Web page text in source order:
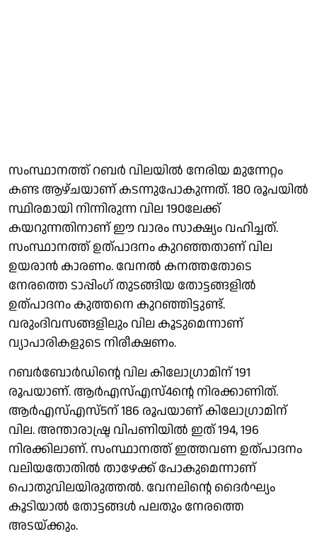
സംസ്ഥാനത്ത് റബര്‍ വിലയില്‍ നേരിയ മുന്നേറ്റം
കണ്ട ആഴ്ചയാണ് കടന്നുപോകുന്നത്. 180 രൂപയില്‍
സ്ഥിരമായി നിന്നിരുന്ന വില 190ലേക്ക്
കയറുന്നതിനാണ് ഈ വാരം സാക്ഷ്യം വഹിച്ചത്.
സംസ്ഥാനത്ത് ഉത്പാദനം കുറഞ്ഞതാണ് വില
ഉയരാന്‍ കാരണം. വേനല്‍ കനത്തതോടെ
നേരത്തെ ടാപ്പിംഗ് തുടങ്ങിയ തോട്ടങ്ങളില്‍
ഉത്പാദനം കുത്തനെ കുറഞ്ഞിട്ടുണ്ട്.
വരുംദിവസങ്ങളിലും വില കൂടുമെന്നാണ്
വ്യാപാരികളുടെ നിരീക്ഷണം.
റബര്‍ബോര്‍ഡിന്റെ വില കിലോഗ്രാമിന് 191
രൂപയാണ്. ആര്‍എസ്എസ്4ന്റെ നിരക്കാണിത്.
ആര്‍എസ്എസ്5ന് 186 രൂപയാണ് കിലോഗ്രാമിന്
വില. അന്താരാഷ്ട്ര വിപണിയില്‍ ഇത് 194, 196
നിരക്കിലാണ്. സംസ്ഥാനത്ത് ഇത്തവണ ഉത്പാദനം
വലിയതോതില്‍ താഴേക്ക് പോകുമെന്നാണ്
പൊതുവിലയിരുത്തല്‍. വേനലിന്റെ ദൈര്‍ഘ്യം
കൂടിയാല്‍ തോട്ടങ്ങള്‍ പലതും നേരത്തെ
അടയ്ക്കും.